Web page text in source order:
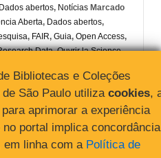
Dados abertos, Notícias Marcado
Aberta, Dados abertos,
, FAIR, Guia, Open Access,
Data,Ouvrir la Science,
Bibliotecas e Coleções
São Paulo utiliza cookies,
aprimorar a experiência
portal implica concordância
em linha com a Política de